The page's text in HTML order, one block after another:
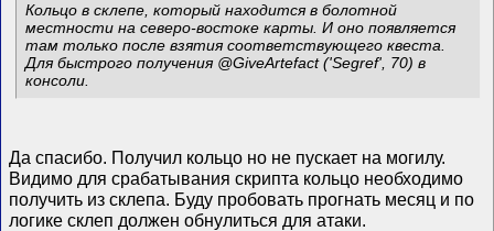
Кольцо в склепе, который находится в болотной
местности на северо-востоке карты. И оно появляется
там только после взятия соответствующего квеста.
Для быстрого получения @GiveArtefact ('Segref', 70) в
консоли.
Да спасибо. Получил кольцо но не пускает на могилу.
Видимо для срабатывания скрипта кольцо необходимо
получить из склепа. Буду пробовать прогнать месяц и по
логике склеп должен обнулиться для атаки.